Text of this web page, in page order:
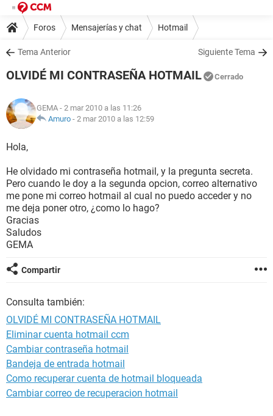
Foros Mensajerías y chat Hotmail
Tema Anterior Siguiente Tema
OLVIDÉ MI CONTRASEÑA HOTMAIL Cerrado
GEMA - 2 mar 2010 a las 11:26
Amuro - 2 mar 2010 a las 12:59
Hola,
He olvidado mi contraseña hotmail, y la pregunta secreta.
Pero cuando le doy a la segunda opcion, correo alternativo
me pone mi correo hotmail al cual no puedo acceder y no
me deja poner otro, ¿como lo hago?
Gracias
Saludos
GEMA
Compartir
Consulta también:
OLVIDÉ MI CONTRASEÑA HOTMAIL
Eliminar cuenta hotmail ccm
Cambiar contraseña hotmail
Bandeja de entrada hotmail
Como recuperar cuenta de hotmail bloqueada
Cambiar correo de recuperacion hotmail